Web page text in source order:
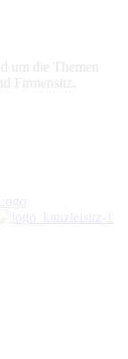
um die Themen
Firmensitz.